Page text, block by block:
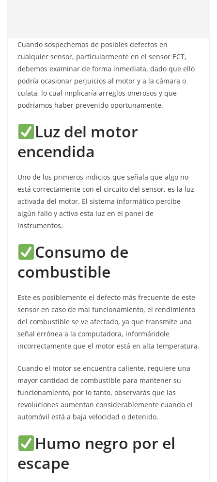
Cuando sospechemos de posibles defectos en
cualquier sensor, particularmente en el sensor ECT,
debemos examinar de forma inmediata, dado que ello
podría ocasionar perjuicios al motor y a la cámara o
culata, lo cual implicaría arreglos onerosos y que
podríamos haber prevenido oportunamente.
Luz del motor
encendida
Uno de los primeros indicios que señala que algo no
está correctamente con el circuito del sensor, es la luz
activada del motor. El sistema informático percibe
algún fallo y activa esta luz en el panel de
instrumentos.
Consumo de
combustible
Este es posiblemente el defecto más frecuente de este
sensor en caso de mal funcionamiento, el rendimiento
del combustible se ve afectado, ya que transmite una
señal errónea a la computadora, informándole
incorrectamente que el motor está en alta temperatura.
Cuando el motor se encuentra caliente, requiere una
mayor cantidad de combustible para mantener su
funcionamiento, por lo tanto, observarás que las
revoluciones aumentan considerablemente cuando el
automóvil está a baja velocidad o detenido.
Humo negro por el
escape